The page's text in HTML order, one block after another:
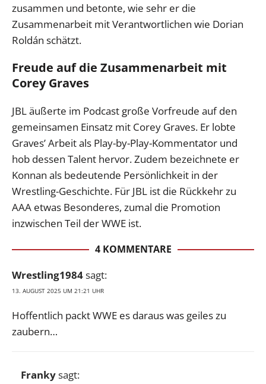
zusammen und betonte, wie sehr er die
Zusammenarbeit mit Verantwortlichen wie Dorian
Roldán schätzt.
Freude auf die Zusammenarbeit mit
Corey Graves
JBL äußerte im Podcast große Vorfreude auf den
gemeinsamen Einsatz mit Corey Graves. Er lobte
Graves’ Arbeit als Play-by-Play-Kommentator und
hob dessen Talent hervor. Zudem bezeichnete er
Konnan als bedeutende Persönlichkeit in der
Wrestling-Geschichte. Für JBL ist die Rückkehr zu
AAA etwas Besonderes, zumal die Promotion
inzwischen Teil der WWE ist.
4 KOMMENTARE
Wrestling1984sagt:
13. AUGUST 2025 UM 21:21 UHR
Hoffentlich packt WWE es daraus was geiles zu
zaubern…
Frankysagt: